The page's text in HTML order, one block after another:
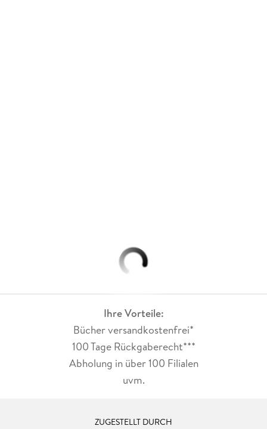
Ihre Vorteile:
Bücher versandkostenfrei*
100 Tage Rückgaberecht***
Abholung in über 100 Filialen
uvm.
ZUGESTELLT DURCH